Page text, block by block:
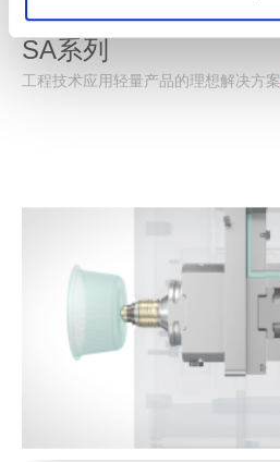
SA系列
工程技术应用轻量产品的理想解决方案